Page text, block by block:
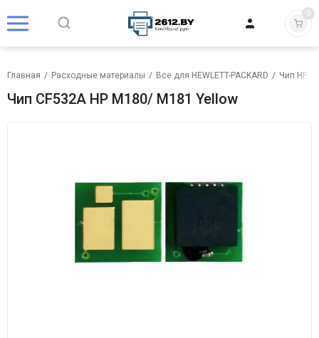
0
Главная / Расходные материалы / Все для HEWLETT-PACKARD / Чип HP
Чип CF532A HP M180/ M181 Yellow